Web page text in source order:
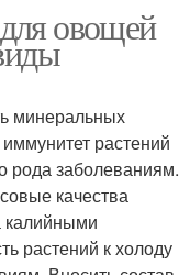
овощей
минеральных
растений
рода заболеваниям.
качества
калийными
растений к холоду